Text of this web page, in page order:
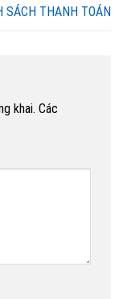
SÁCH THANH TOÁN
khai. Các